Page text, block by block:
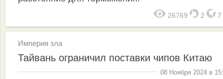
26769 2 7
Империя зла
Тайвань ограничил поставки чипов Китаю
08 Ноября 2024 в